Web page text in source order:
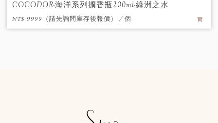
COCODOR-海洋系列擴香瓶200ml-綠洲之水
NT$ 9999（請先詢問庫存後報價） / 個